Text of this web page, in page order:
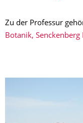
Zu der Professur
Botanik,